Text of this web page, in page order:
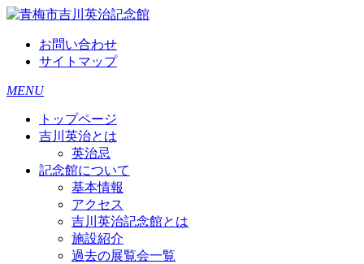
お問い合わせ
サイトマップ
MENU
トップページ
吉川英治とは
英治忌
記念館について
基本情報
アクセス
吉川英治記念館とは
施設紹介
過去の展覧会一覧